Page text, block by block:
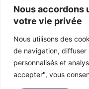
Nous accordons
votre vie privée
Nous utilisons des
de navigation, diffuser
personnalisés et
accepter", vous
16, rue des
- Tunisie